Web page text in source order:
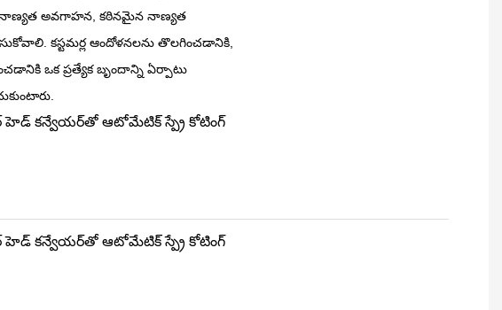
నాణ్యత అవగాహన, కఠినమైన నాణ్యత
కస్టమర్ల ఆందోళనలను తొలగించడానికి,
ఒక ప్రత్యేక బృందాన్ని ఏర్పాటు